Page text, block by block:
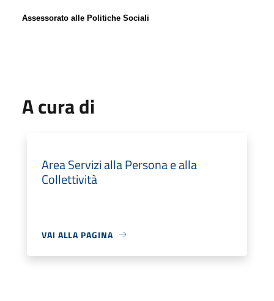
Assessorato alle Politiche Sociali
A cura di
Area Servizi alla Persona e alla
Collettività
VAI ALLA PAGINA